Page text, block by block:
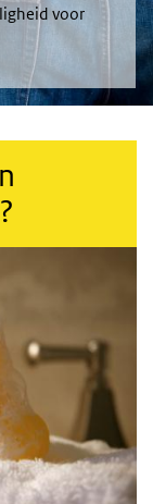
voor